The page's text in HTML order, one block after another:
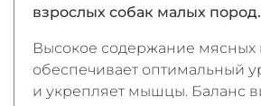
взрослых собак малых пород.
Высокое содержание мясных
обеспечивает оптимальный
и укрепляет мышцы. Баланс